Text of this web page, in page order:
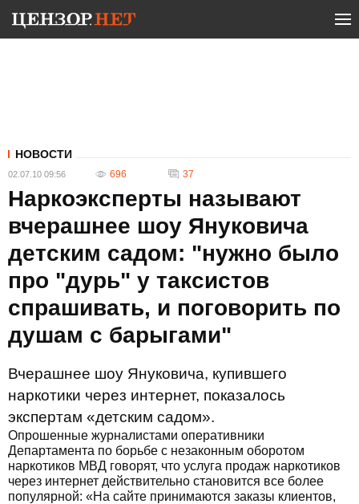
НОВОСТИ
02.07.10 09:56 696 37
Наркоэксперты называют
вчерашнее шоу Януковича
детским садом: "нужно было
про "дурь" у таксистов
спрашивать, и поговорить по
душам с барыгами"
Вчерашнее шоу Януковича, купившего
наркотики через интернет, показалось
экспертам «детским садом».
Опрошенные журналистами оперативники
Департамента по борьбе с незаконным оборотом
наркотиков МВД говорят, что услуга продаж наркотиков
через интернет действительно становится все более
популярной: «На сайте принимаются заказы клиентов,